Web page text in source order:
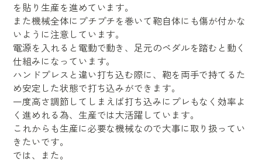
を貼り生産を進めています。
また機械全体にプチプチを巻いて鞄自体にも傷が付かな
いように注意しています。
電源を入れると電動で動き、足元のペダルを踏むと動く
仕組みになっています。
ハンドプレスと違い打ち込む際に、鞄を両手で持てるた
め安定した状態で打ち込みができます。
一度高さ調節してしまえば打ち込みにプレもなく効率よ
く進めれる為、生産では大活躍しています。
これからも生産に必要な機械なので大事に取り扱ってい
きたいです。
では、また。